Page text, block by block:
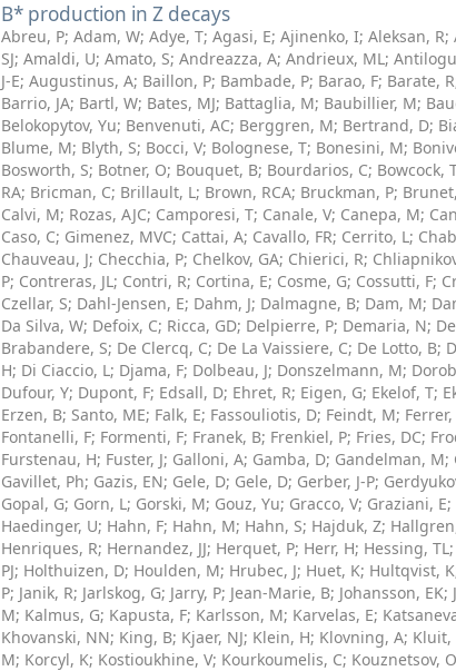
B* production in Z decays
Abreu, P; Adam, W; Adye, T; Agasi, E; Ajinenko, I; Aleksan, R;
SJ; Amaldi, U; Amato, S; Andreazza, A; Andrieux, ML;
J-E; Augustinus, A; Baillon, P; Bambade, P; Barao, F; Barate, R
Barrio, JA; Bartl, W; Bates, MJ; Battaglia, M; Baubillier, M;
Belokopytov, Yu; Benvenuti, AC; Berggren, M; Bertrand, D;
Blume, M; Blyth, S; Bocci, V; Bolognese, T; Bonesini, M;
Bosworth, S; Botner, O; Bouquet, B; Bourdarios, C; Bowcock,
RA; Bricman, C; Brillault, L; Brown, RCA; Bruckman, P;
Calvi, M; Rozas, AJC; Camporesi, T; Canale, V; Canepa, M;
Caso, C; Gimenez, MVC; Cattai, A; Cavallo, FR; Cerrito, L;
Chauveau, J; Checchia, P; Chelkov, GA; Chierici, R;
P; Contreras, JL; Contri, R; Cortina, E; Cosme, G; Cossutti, F;
Czellar, S; Dahl-Jensen, E; Dahm, J; Dalmagne, B; Dam, M;
Da Silva, W; Defoix, C; Ricca, GD; Delpierre, P; Demaria, N;
Brabandere, S; De Clercq, C; De La Vaissiere, C; De Lotto, B;
H; Di Ciaccio, L; Djama, F; Dolbeau, J; Donszelmann, M;
Dufour, Y; Dupont, F; Edsall, D; Ehret, R; Eigen, G; Ekelof, T;
Erzen, B; Santo, ME; Falk, E; Fassouliotis, D; Feindt, M; Ferrer,
Fontanelli, F; Formenti, F; Franek, B; Frenkiel, P; Fries, DC;
Furstenau, H; Fuster, J; Galloni, A; Gamba, D; Gandelman, M;
Gavillet, Ph; Gazis, EN; Gele, D; Gele, D; Gerber, J-P;
Gopal, G; Gorn, L; Gorski, M; Gouz, Yu; Gracco, V; Graziani, E;
Haedinger, U; Hahn, F; Hahn, M; Hahn, S; Hajduk, Z;
Henriques, R; Hernandez, JJ; Herquet, P; Herr, H; Hessing, TL;
PJ; Holthuizen, D; Houlden, M; Hrubec, J; Huet, K; Hultqvist, K
P; Janik, R; Jarlskog, G; Jarry, P; Jean-Marie, B; Johansson, EK;
M; Kalmus, G; Kapusta, F; Karlsson, M; Karvelas, E;
Khovanski, NN; King, B; Kjaer, NJ; Klein, H; Klovning, A; Kluit,
M; Korcyl, K; Kostioukhine, V; Kourkoumelis, C; Kouznetsov, O